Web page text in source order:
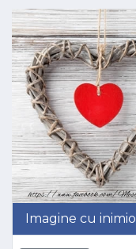
Imagine cu